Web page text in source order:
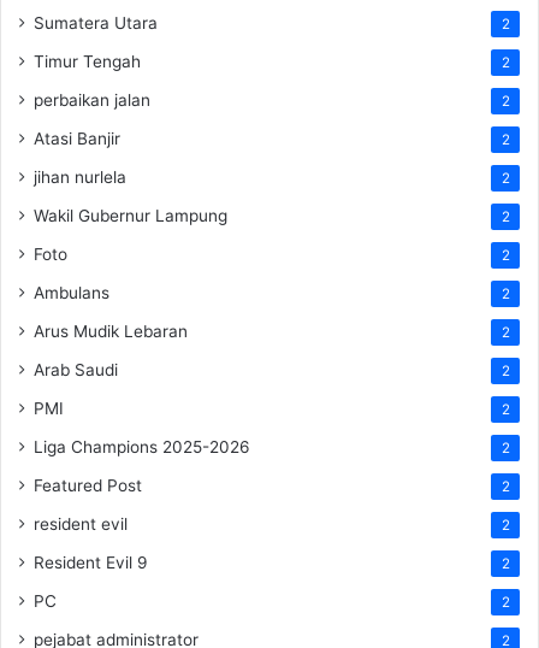
Sumatera Utara 2
Timur Tengah 2
perbaikan jalan 2
Atasi Banjir 2
jihan nurlela 2
Wakil Gubernur Lampung 2
Foto 2
Ambulans 2
Arus Mudik Lebaran 2
Arab Saudi 2
PMI 2
Liga Champions 2025-2026 2
Featured Post 2
resident evil 2
Resident Evil 9 2
PC 2
pejabat administrator 2